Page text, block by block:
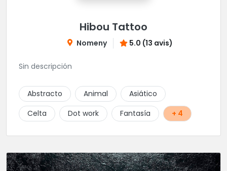
Hibou Tattoo
Nomeny 5.0 (13 avis)
Sin descripción
Abstracto Animal
Asiático
Celta
Dot work Fantasía + 4